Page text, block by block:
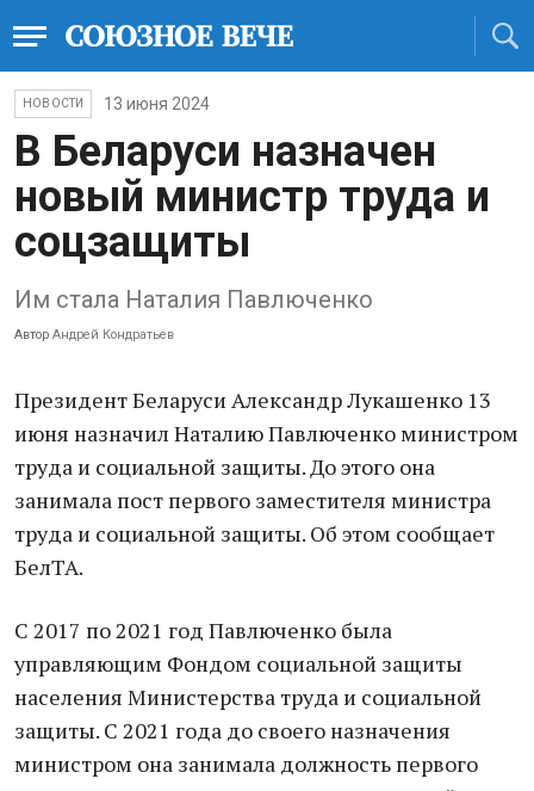
НОВОСТИ 13 июня 2024
В Беларуси назначен
новый министр труда и
соцзащиты
Им стала Наталия Павлюченко
Автор Андрей Кондратьев
Президент Беларуси Александр Лукашенко 13
июня назначил Наталию Павлюченко министром
труда и социальной защиты. До этого она
занимала пост первого заместителя министра
труда и социальной защиты. Об этом сообщает
БелТА.
С 2017 по 2021 год Павлюченко была
управляющим Фондом социальной защиты
населения Министерства труда и социальной
защиты. С 2021 года до своего назначения
министром она занимала должность первого